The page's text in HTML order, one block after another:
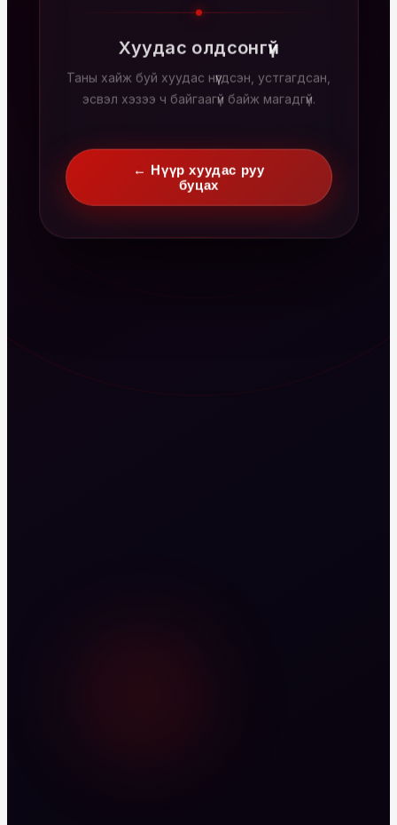
Хуудас олдсонгүй
Таны хайж буй хуудас нүүгдсэн, устгагдсан,
эсвэл хэзээ ч байгаагүй байж магадгүй.
← Нүүр хуудас руу
буцах